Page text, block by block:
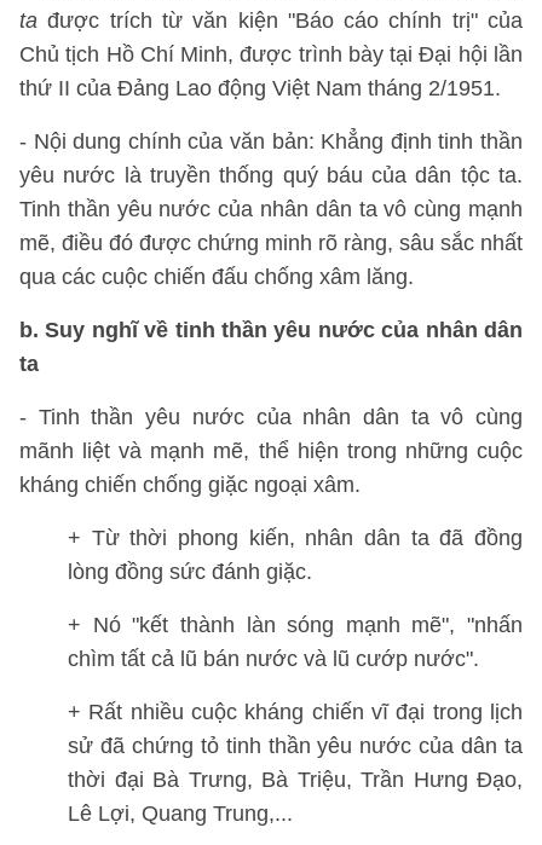
ta được trích từ văn kiện "Báo cáo chính trị" của
Chủ tịch Hồ Chí Minh, được trình bày tại Đại hội lần
thứ II của Đảng Lao động Việt Nam tháng 2/1951.
- Nội dung chính của văn bản: Khẳng định tinh thần
yêu nước là truyền thống quý báu của dân tộc ta.
Tinh thần yêu nước của nhân dân ta vô cùng mạnh
mẽ, điều đó được chứng minh rõ ràng, sâu sắc nhất
qua các cuộc chiến đấu chống xâm lăng.
b. Suy nghĩ về tinh thần yêu nước của nhân dân
ta
- Tinh thần yêu nước của nhân dân ta vô cùng
mãnh liệt và mạnh mẽ, thể hiện trong những cuộc
kháng chiến chống giặc ngoại xâm.
+ Từ thời phong kiến, nhân dân ta đã đồng
lòng đồng sức đánh giặc.
+ Nó "kết thành làn sóng mạnh mẽ", "nhấn
chìm tất cả lũ bán nước và lũ cướp nước".
+ Rất nhiều cuộc kháng chiến vĩ đại trong lịch
sử đã chứng tỏ tinh thần yêu nước của dân ta
thời đại Bà Trưng, Bà Triệu, Trần Hưng Đạo,
Lê Lợi, Quang Trung,...